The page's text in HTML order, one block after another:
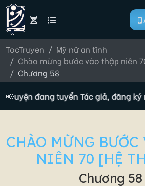
TocTruyen
Mỹ nữ an tĩnh
Chào mừng bước vào thập niên
Chương 58
📢
truyện đang tuyển Tác giả, đăng ký
CHÀO MỪNG BƯỚC
NIÊN 70 [HỆ
Chương 58